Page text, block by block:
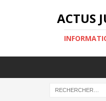
ACTUS